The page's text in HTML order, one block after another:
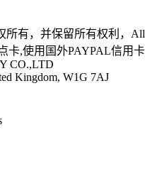
有，并保留所有权利，All
卡,使用国外PAYPAL信用
CO.,LTD
Kingdom, W1G 7AJ